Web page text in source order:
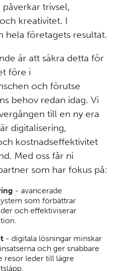
trivsel,
kreativitet. I
hela företagets resultat.
är att säkra detta för
före i
och förutse
behov redan idag. Vi
till en ny era
digitalisering,
kostnadseffektivitet
Med oss får ni
som har fokus på:
- avancerade
som förbättrar
och effektiviserar
- digitala lösningar minskar
och ger snabbare
resor leder till lägre